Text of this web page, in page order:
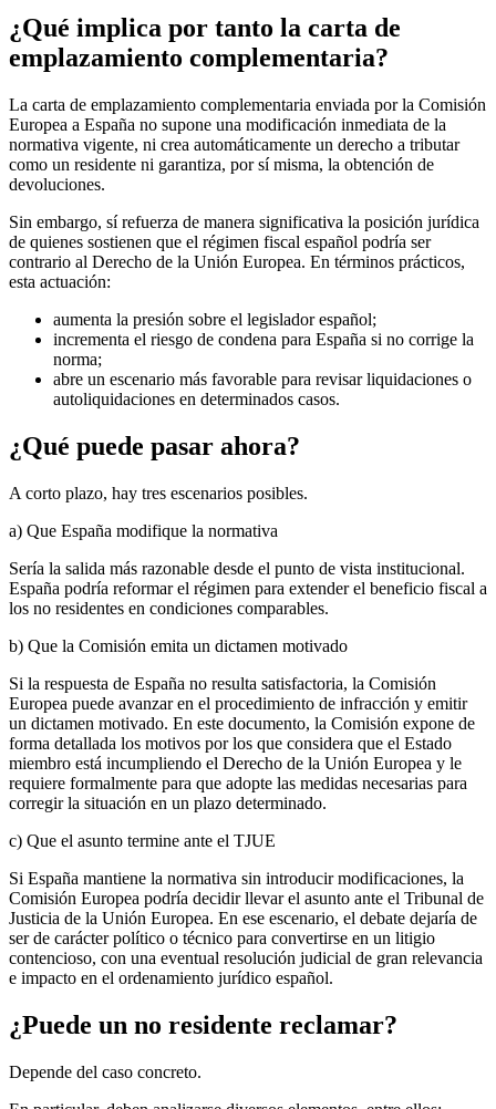
¿Qué implica por tanto la carta de
emplazamiento complementaria?
La carta de emplazamiento complementaria enviada por la Comisión
Europea a España no supone una modificación inmediata de la
normativa vigente, ni crea automáticamente un derecho a tributar
como un residente ni garantiza, por sí misma, la obtención de
devoluciones.
Sin embargo, sírefuerza de manera significativa la posición jurídica
de quienes sostienen que el régimen fiscal español podría ser
contrario al Derecho de la Unión Europea. En términos prácticos,
esta actuación:
aumenta la presión sobre el legislador español;
incrementa el riesgo de condena para España si no corrige la
norma;
abre un escenario más favorable para revisar liquidaciones o
autoliquidaciones en determinados casos.
¿Qué puede pasar ahora?
A corto plazo, hay tres escenarios posibles.
a) Que España modifique la normativa
Sería la salida más razonable desde el punto de vista institucional.
España podría reformar el régimen para extender el beneficio fiscal a
los no residentes en condiciones comparables.
b) Que la Comisión emita un dictamen motivado
Si la respuesta de España no resulta satisfactoria, la Comisión
Europea puede avanzar en el procedimiento de infracción y emitir
un dictamen motivado. En este documento, la Comisión expone de
forma detallada los motivos por los que considera que el Estado
miembro está incumpliendo el Derecho de la Unión Europea y le
requiere formalmente para que adopte las medidas necesarias para
corregir la situación en un plazo determinado.
c) Que el asunto termine ante el TJUE
Si España mantiene la normativa sin introducir modificaciones, la
Comisión Europea podría decidir llevar el asunto ante el Tribunal de
Justicia de la Unión Europea. En ese escenario, el debate dejaría de
ser de carácter político o técnico para convertirse en un litigio
contencioso, con una eventual resolución judicial de gran relevancia
e impacto en el ordenamiento jurídico español.
¿Puede un no residente reclamar?
Depende del caso concreto.